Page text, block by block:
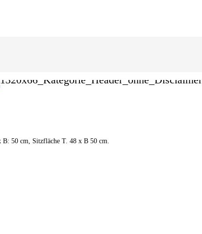
50 cm, Sitzfläche T. 48 x B 50 cm.